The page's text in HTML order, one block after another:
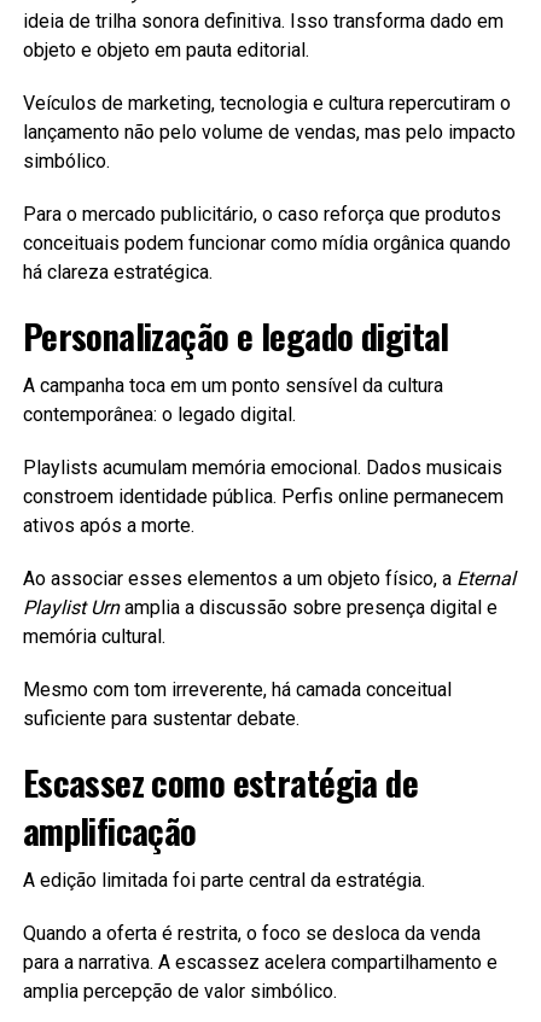
ideia de trilha sonora definitiva. Isso transforma dado em
objeto e objeto em pauta editorial.
Veículos de marketing, tecnologia e cultura repercutiram o
lançamento não pelo volume de vendas, mas pelo impacto
simbólico.
Para o mercado publicitário, o caso reforça que produtos
conceituais podem funcionar como mídia orgânica quando
há clareza estratégica.
Personalização e legado digital
A campanha toca em um ponto sensível da cultura
contemporânea: o legado digital.
Playlists acumulam memória emocional. Dados musicais
constroem identidade pública. Perfis online permanecem
ativos após a morte.
Ao associar esses elementos a um objeto físico, a Eternal
Playlist Urnamplia a discussão sobre presença digital e
memória cultural.
Mesmo com tom irreverente, há camada conceitual
suficiente para sustentar debate.
Escassez como estratégia de
amplificação
A edição limitada foi parte central da estratégia.
Quando a oferta é restrita, o foco se desloca da venda
para a narrativa. A escassez acelera compartilhamento e
amplia percepção de valor simbólico.